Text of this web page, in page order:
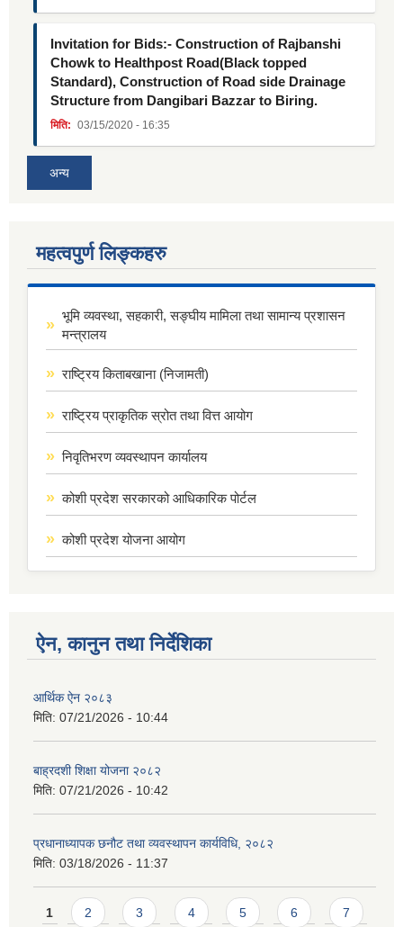
Invitation for Bids:- Construction of Rajbanshi
Chowk to Healthpost Road(Black topped
Standard), Construction of Road side Drainage
Structure from Dangibari Bazzar to Biring.
मिति: 03/15/2020 - 16:35
अन्य
महत्वपुर्ण लिङ्कहरु
भूमि व्यवस्था, सहकारी, सङ्घीय मामिला तथा सामान्य प्रशासन
मन्त्रालय
राष्ट्रिय किताबखाना (निजामती)
राष्ट्रिय प्राकृतिक स्रोत तथा वित्त आयोग
निवृतिभरण व्यवस्थापन कार्यालय
कोशी प्रदेश सरकारको आधिकारिक पोर्टल
कोशी प्रदेश योजना आयोग
ऐन, कानुन तथा निर्देशिका
आर्थिक ऐन २०८३
मिति: 07/21/2026 - 10:44
बाह्रदशी शिक्षा योजना २०८२
मिति: 07/21/2026 - 10:42
प्रधानाध्यापक छनौट तथा व्यवस्थापन कार्यविधि, २०८२
मिति: 03/18/2026 - 11:37
Pages
1 2 3 4 5 6 7